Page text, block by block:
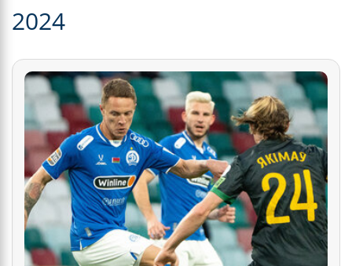
2024